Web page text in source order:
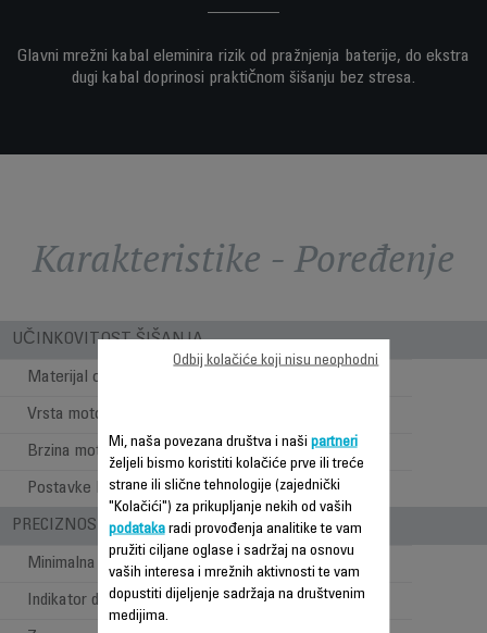
Glavni mrežni kabal eleminira rizik od pražnjenja baterije, do ekstra
dugi kabal doprinosi praktičnom šišanju bez stresa.
Karakteristike - Poređenje
UČINKOVITOST ŠIŠANJA
Materijal oštrice
Vrsta motora
Brzina motora (rpm) 3000
Postavke brzine 1
PRECIZNOST
Minimalna dužina šišanja 1 mm
Indikator dužine šišanja Češalj
Mi, naša povezana društva i naši partneri
željeli bismo koristiti kolačiće prve ili treće
strane ili slične tehnologije (zajednički
"Kolačići") za prikupljanje nekih od vaših
podatakaradi provođenja analitike te vam
pružiti ciljane oglase i sadržaj na osnovu
vaših interesa i mrežnih aktivnosti te vam
dopustiti dijeljenje sadržaja na društvenim
medijima.
Odbij kolačiće koji nisu neophodni